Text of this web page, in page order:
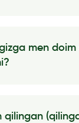
men
biroq yiliga
qilingan